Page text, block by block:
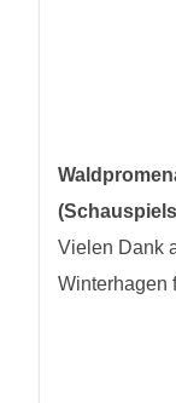
Vielen Dank
Winterhagen